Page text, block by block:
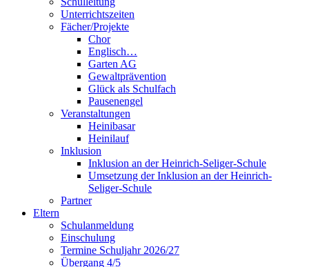
Unterrichtszeiten
Fächer/Projekte
Chor
Englisch…
Garten AG
Gewaltprävention
Glück als Schulfach
Pausenengel
Veranstaltungen
Heinibasar
Heinilauf
Inklusion
Inklusion an der Heinrich-Seliger-Schule
Umsetzung der Inklusion an der Heinrich-
Seliger-Schule
Partner
Eltern
Schulanmeldung
Einschulung
Termine Schuljahr 2026/27
Übergang 4/5